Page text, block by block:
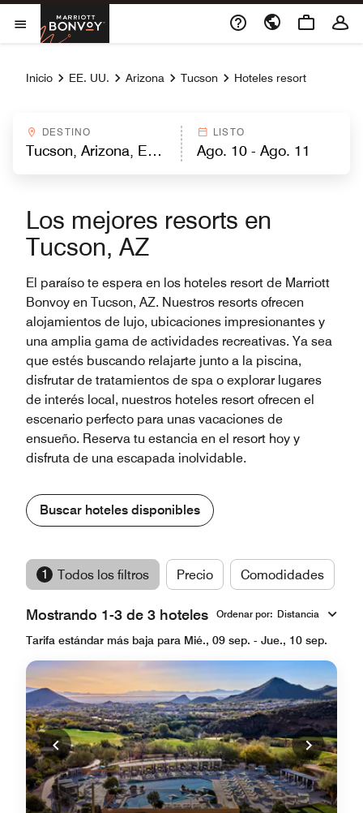
Skip to Content
Abrir el menú
Marriott Bonvoy
Inicio EE. UU. Arizona Tucson Hoteles resort
DESTINO LISTO
Los mejores resorts en
Tucson, AZ
El paraíso te espera en los hoteles resort de Marriott
Bonvoy en Tucson, AZ. Nuestros resorts ofrecen
alojamientos de lujo, ubicaciones impresionantes y
una amplia gama de actividades recreativas. Ya sea
que estés buscando relajarte junto a la piscina,
disfrutar de tratamientos de spa o explorar lugares
de interés local, nuestros hoteles resort ofrecen el
escenario perfecto para unas vacaciones de
ensueño. Reserva tu estancia en el resort hoy y
disfruta de una escapada inolvidable.
Buscar hoteles disponibles
1 Todos los filtros Precio Comodidades
Mostrando 1-3 de 3 hoteles Ordenar por: Distancia
Tarifa estándar más baja para Mié., 09 sep. - Jue., 10 sep.